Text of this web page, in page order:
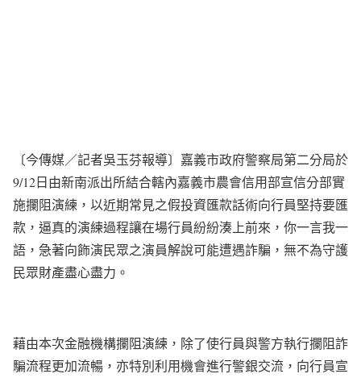
〔今傳媒／記者吳玉芬報導〕嘉義市政府警察局第二分局於
9/12日由新南派出所結合轄內嘉義市農會信用部宣信分部實
施攔阻演練，以近期常見之假投資匯款話術向行員堅持要匯
款，逼真的演練過程讓在場行員紛紛湊上前來，你一言我一
語，急著向飾演民眾之演員解說可能遭遇詐騙，無不為守護
民眾財產盡心盡力。
藉由本次金融機構攔阻演練，除了使行員與警方執行攔阻詐
騙流程更加流暢，亦特別利用機會進行警銀交流，向行員宣